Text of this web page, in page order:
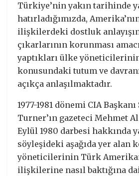
Türkiye’nin yakın tarihinde
hatırladığımızda,
ilişkilerdeki dostluk
çıkarlarının korunması
yaptıkları ülke
konusundaki tutum ve
açıkça anlaşılmaktadır.
1977-1981 dönemi CIA
Turner’ın gazeteci Mehmet
Eylül 1980 darbesi hakkında
söyleşideki aşağıda yer alan
yöneticilerinin Türk
ilişkilerine nasıl baktığına